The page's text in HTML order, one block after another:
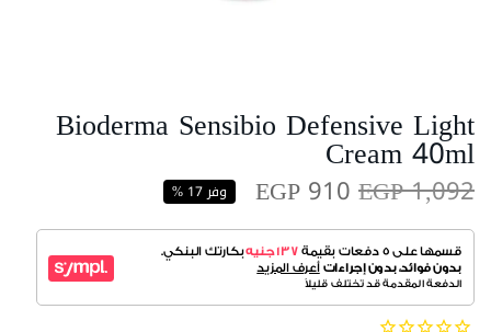
Bioderma Sensibio Defensive Light
Cream 40ml
EGP 1,092
EGP 910 وفر 17 %